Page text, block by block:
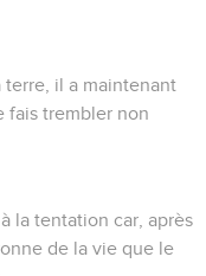
terre, il a maintenant
fais trembler non
la tentation car, après
de la vie que le